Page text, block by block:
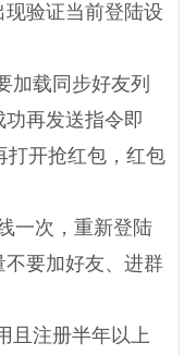
验证当前登陆设
加载同步好友列
再发送指令即
打开抢红包，红包
一次，重新登陆
要加好友、进群
且注册半年以上